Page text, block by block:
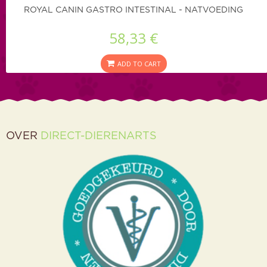
ROYAL CANIN GASTRO INTESTINAL - NATVOEDING
58,33 €
ADD TO CART
OVER DIRECT-DIERENARTS